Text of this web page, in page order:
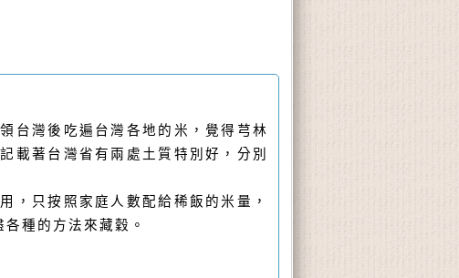
台灣後吃遍台灣各地的米，覺得芎林
載著台灣省有兩處土質特別好，分別
，只按照家庭人數配給稀飯的米量，
種的方法來藏穀。